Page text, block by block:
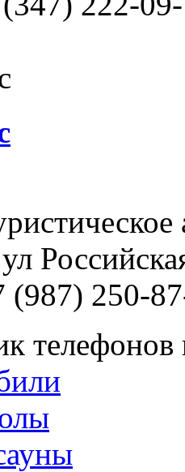
(987) 250-